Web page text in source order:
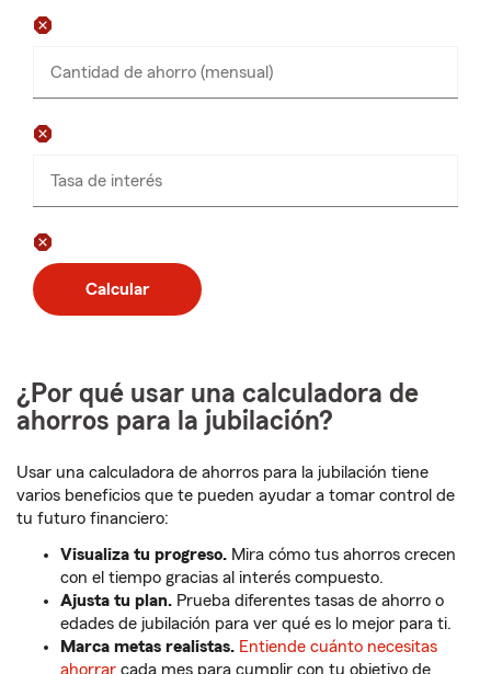
Cantidad de ahorro (mensual)
Tasa de interés
Calcular
¿Por qué usar una calculadora de
ahorros para la jubilación?
Usar una calculadora de ahorros para la jubilación tiene
varios beneficios que te pueden ayudar a tomar control de
tu futuro financiero:
Visualiza tu progreso. Mira cómo tus ahorros crecen
con el tiempo gracias al interés compuesto.
Ajusta tu plan. Prueba diferentes tasas de ahorro o
edades de jubilación para ver qué es lo mejor para ti.
Marca metas realistas. Entiende cuánto necesitas
ahorrar cada mes para cumplir con tu objetivo de